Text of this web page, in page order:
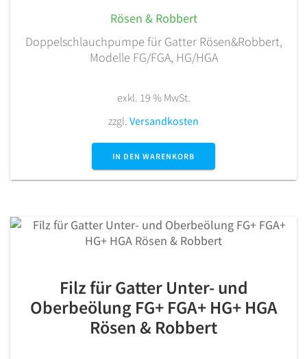
Rösen & Robbert
Doppelschlauchpumpe für Gatter Rösen&Robbert,
Modelle FG/FGA, HG/HGA
exkl. 19 % MwSt.
zzgl. Versandkosten
IN DEN WARENKORB
Filz für Gatter Unter- und
Oberbeölung FG+ FGA+ HG+ HGA
Rösen & Robbert